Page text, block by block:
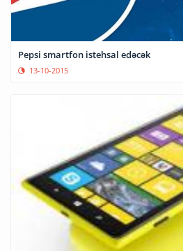
Pepsi smartfon istehsal edəcək
13-10-2015